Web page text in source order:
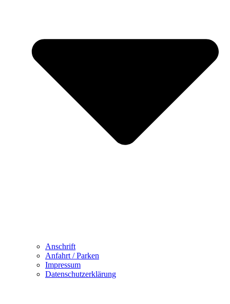
Anschrift
Anfahrt / Parken
Impressum
Datenschutzerklärung